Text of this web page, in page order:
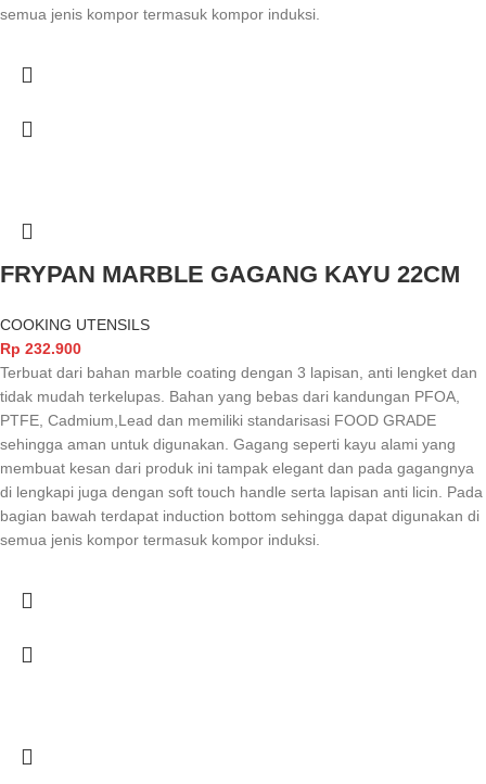
semua jenis kompor termasuk kompor induksi.
FRYPAN MARBLE GAGANG KAYU 22CM
COOKING UTENSILS
Rp 232.900
Terbuat dari bahan marble coating dengan 3 lapisan, anti lengket dan
tidak mudah terkelupas. Bahan yang bebas dari kandungan PFOA,
PTFE, Cadmium,Lead dan memiliki standarisasi FOOD GRADE
sehingga aman untuk digunakan. Gagang seperti kayu alami yang
membuat kesan dari produk ini tampak elegant dan pada gagangnya
di lengkapi juga dengan soft touch handle serta lapisan anti licin. Pada
bagian bawah terdapat induction bottom sehingga dapat digunakan di
semua jenis kompor termasuk kompor induksi.